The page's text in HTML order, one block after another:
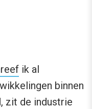
ik al
binnen
zit de industrie